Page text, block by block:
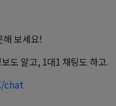
해 보세요!
도 알고, 1대1 채팅도 하고.
chat